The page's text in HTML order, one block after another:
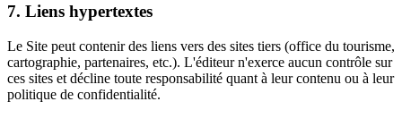
7. Liens hypertextes
Le Site peut contenir des liens vers des sites tiers (office du tourisme,
cartographie, partenaires, etc.). L'éditeur n'exerce aucun contrôle sur
ces sites et décline toute responsabilité quant à leur contenu ou à leur
politique de confidentialité.